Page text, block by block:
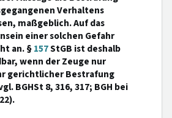
Verhaltens
maßgeblich. Auf das
einer solchen Gefahr
an. §157StGB ist deshalb
wenn der Zeuge nur
gerichtlicher Bestrafung
BGHSt 8, 316, 317; BGH bei